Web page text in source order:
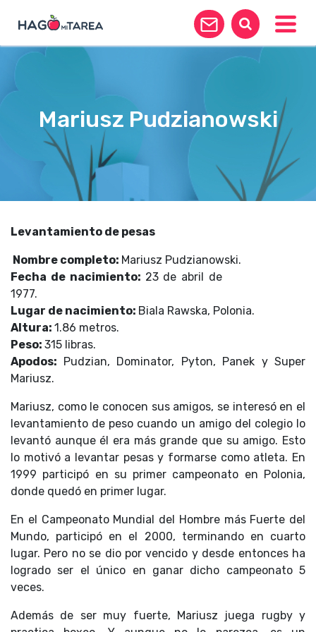
Mariusz Pudzianowski
Levantamiento de pesas
Nombre completo: Mariusz Pudzianowski.
Fecha de nacimiento: 23 de abril de
1977.
Lugar de nacimiento: Biala Rawska, Polonia.
Altura: 1.86 metros.
Peso: 315 libras.
Apodos: Pudzian, Dominator, Pyton, Panek y Super
Mariusz.
Mariusz, como le conocen sus amigos, se interesó en el
levantamiento de peso cuando un amigo del colegio lo
levantó aunque él era más grande que su amigo. Esto
lo motivó a levantar pesas y formarse como atleta. En
1999 participó en su primer campeonato en Polonia,
donde quedó en primer lugar.
En el Campeonato Mundial del Hombre más Fuerte del
Mundo, participó en el 2000, terminando en cuarto
lugar. Pero no se dio por vencido y desde entonces ha
logrado ser el único en ganar dicho campeonato 5
veces.
Además de ser muy fuerte, Mariusz juega rugby y